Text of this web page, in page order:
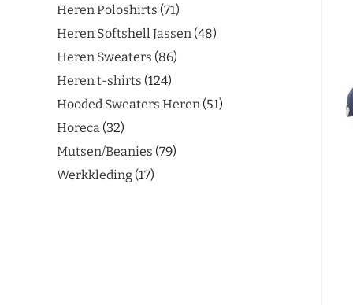
Heren Poloshirts 71
Heren Softshell Jassen 48
Heren Sweaters 86
Heren t-shirts 124
Hooded Sweaters Heren 51
Horeca 32
Mutsen/Beanies 79
Werkkleding 17